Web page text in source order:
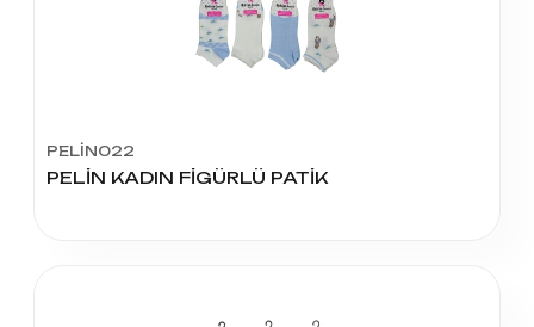
PELİN022
PELİN KADIN FİGÜRLÜ PATİK